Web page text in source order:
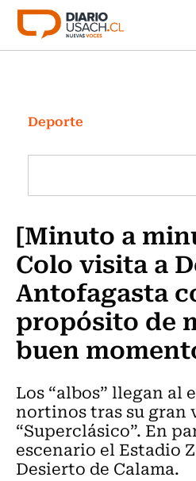
Click acá para ir directamente
Investigación
Cultura
Programas Radio y TV
Deporte
[Minuto a
Colo visita a
Antofagasta
propósito de
buen
Los “albos” llegan al
nortinos tras su gran
“Superclásico”. En
escenario el Estadio
Desierto de Calama.